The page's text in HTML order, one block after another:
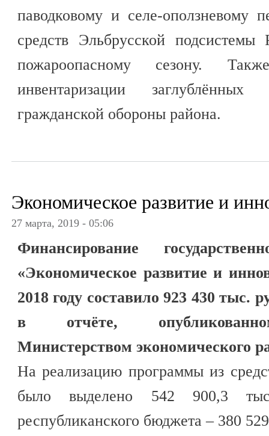
паводковому и селе-оползневому
средств Эльбрусской
пожароопасному сезону.
инвентаризации
гражданской обороны района.
Экономическое развитие и
27 марта, 2019 - 05:06
Финансирование
«Экономическое развитие и
2018 году составило 923 430 тыс.
в отчёте,
Министерством экономического
На реализацию программы из
было выделено 542 900,3
республиканского бюджета – 380